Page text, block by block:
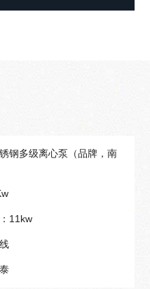
钢多级离心泵（品牌，南
11kw